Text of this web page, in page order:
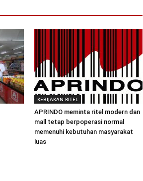
KEBIJAKAN RITEL
APRINDO meminta ritel modern dan
mall tetap berpoperasi normal
memenuhi kebutuhan masyarakat
luas